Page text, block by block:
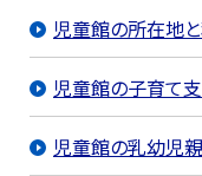
児童館の所在地
児童館の子育て
児童館の乳幼児